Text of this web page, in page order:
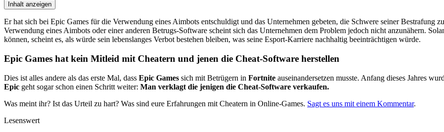
Inhalt anzeigen
Er hat sich bei Epic Games für die Verwendung eines Aimbots entschuldigt und das Unternehmen gebeten, die Schwere seiner
Verwendung eines Aimbots oder einer anderen Betrugs-Software scheint sich das Unternehmen dem Problem jedoch nicht anzunähern.
können, scheint es, als würde sein lebenslanges Verbot bestehen bleiben, was seine Esport-Karriere nachhaltig beeinträchtigen würde.
Epic Games hat kein Mitleid mit Cheatern und jenen die Cheat-Software herstellen
Dies ist alles andere als das erste Mal, dass Epic Games sich mit Betrügern in Fortnite auseinandersetzen musste. Anfang dieses Jahres
Epic geht sogar schon einen Schritt weiter: Man verklagt die jenigen die Cheat-Software verkaufen.
Was meint ihr? Ist das Urteil zu hart? Was sind eure Erfahrungen mit Cheatern in Online-Games. Sagt es uns mit einem Kommentar.
Lesenswert